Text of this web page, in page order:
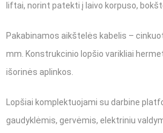
liftai, norint patekti į laivo korpuso,
Pakabinamos aikštelės kabelis –
mm. Konstrukcinio lopšio varikliai
išorinės aplinkos.
Lopšiai komplektuojami su darbine
gaudyklėmis, gervėmis, elektriniu